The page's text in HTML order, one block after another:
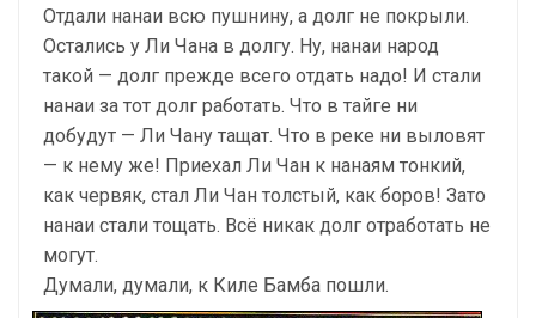
Отдали нанаи всю пушнину, а долг не покрыли.
Остались у Ли Чана в долгу. Ну, нанаи народ
такой — долг прежде всего отдать надо! И стали
нанаи за тот долг работать. Что в тайге ни
добудут — Ли Чану тащат. Что в реке ни выловят
— к нему же! Приехал Ли Чан к нанаям тонкий,
как червяк, стал Ли Чан толстый, как боров! Зато
нанаи стали тощать. Всё никак долг отработать не
могут.
Думали, думали, к Киле Бамба пошли.